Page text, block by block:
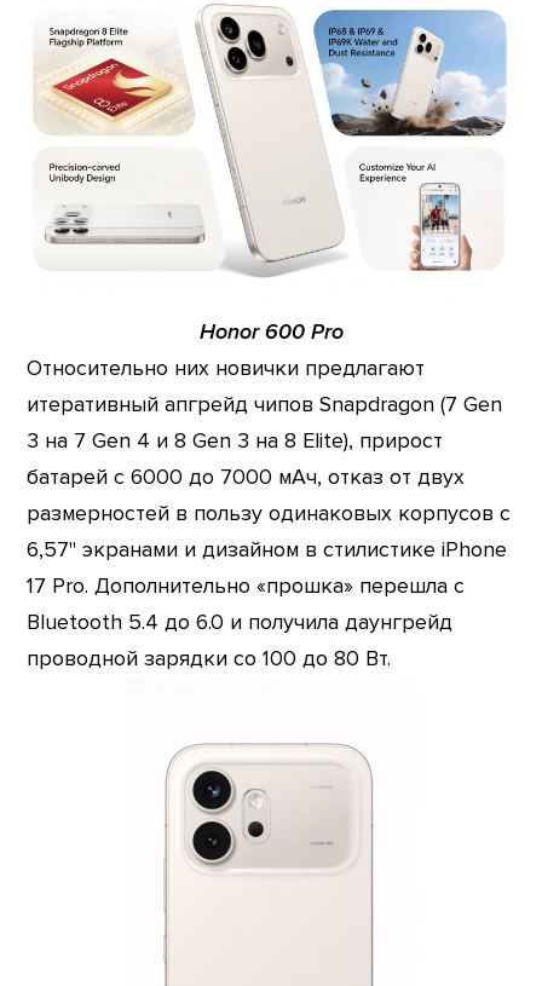
Honor 600 Pro
Относительно них новички предлагают
итеративный апгрейд чипов Snapdragon (7 Gen
3 на 7 Gen 4 и 8 Gen 3 на 8 Elite), прирост
батарей с 6000 до 7000 мАч, отказ от двух
размерностей в пользу одинаковых корпусов с
6,57" экранами и дизайном в стилистике iPhone
17 Pro. Дополнительно «прошка» перешла с
Bluetooth 5.4 до 6.0 и получила даунгрейд
проводной зарядки со 100 до 80 Вт.